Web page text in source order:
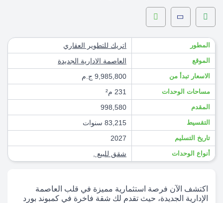
المطور اتريك للتطوير العقاري
الموقع العاصمة الادارية الجديدة
الاسعار تبدأ من 9,985,800 ج.م
مساحات الوحدات 231 م²
المقدم 998,580
التقسيط 83,215 سنوات
تاريخ التسليم 2027
أنواع الوحدات شقق للبيع
اكتشف الآن فرصة استثمارية مميزة في قلب العاصمة
الإدارية الجديدة، حيث تقدم لك شقة فاخرة في كمبوند بورد